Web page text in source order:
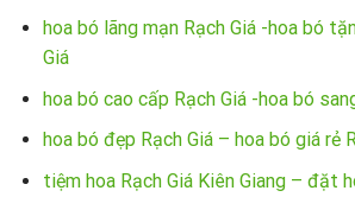
hoa bó lãng mạn Rạch Giá -hoa bó
Giá
hoa bó cao cấp Rạch Giá -hoa bó
hoa bó đẹp Rạch Giá – hoa bó giá rẻ
tiệm hoa Rạch Giá Kiên Giang – đặt